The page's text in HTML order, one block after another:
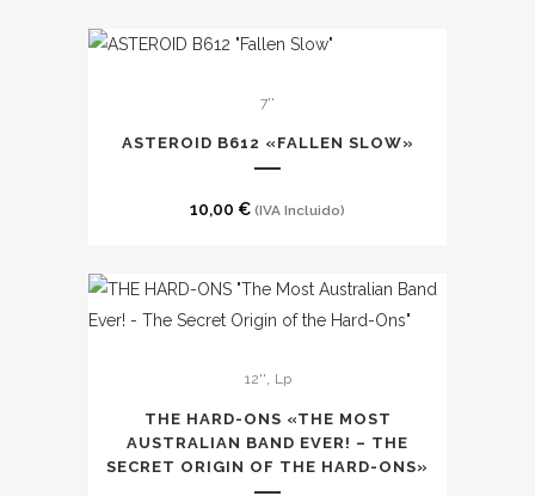
7''
ASTEROID B612 «FALLEN SLOW»
10,00 € (IVA Incluido)
12'' Lp
THE HARD-ONS «THE MOST
AUSTRALIAN BAND EVER! – THE
SECRET ORIGIN OF THE HARD-ONS»